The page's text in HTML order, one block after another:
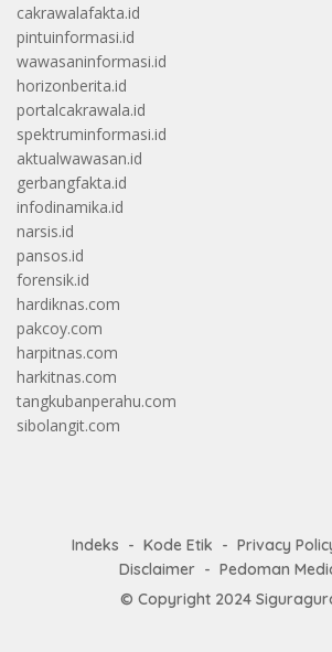
cakrawalafakta.id
pintuinformasi.id
wawasaninformasi.id
horizonberita.id
portalcakrawala.id
spektruminformasi.id
aktualwawasan.id
gerbangfakta.id
infodinamika.id
narsis.id
pansos.id
forensik.id
hardiknas.com
pakcoy.com
harpitnas.com
harkitnas.com
tangkubanperahu.com
sibolangit.com
Indeks Kode Etik Privacy
Disclaimer
Pedoman
© Copyright 2024